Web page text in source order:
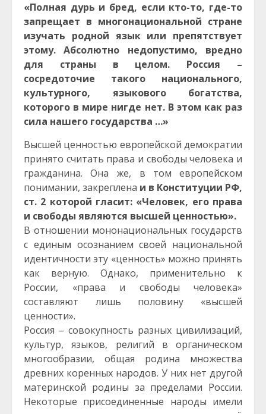
«Полная дурь и бред, если кто-то, где-то
запрещает в многонациональной стране
изучать родной язык или препятствует
этому. Абсолютно недопустимо, вредно
для страны в целом. Россия –
сосредоточие такого национального,
культурного, языкового богатства,
которого в мире нигде нет. В этом как раз
сила нашего государства …»
Высшей ценностью европейской демократии
принято считать права и свободы человека и
гражданина. Она же, в том европейском
понимании, закреплена и в Конституции РФ,
ст. 2 которой гласит: «Человек, его права
и свободы являются высшей ценностью».
В отношении мононациональных государств
с единым осознанием своей национальной
идентичности эту «ценность» можно принять
как верную. Однако, применительно к
России, «права и свободы человека»
составляют лишь половину «высшей
ценности».
Россия – совокупность разных цивилизаций,
культур, языков, религий в органическом
многообразии, общая родина множества
древних коренных народов. У них нет другой
материнской родины за пределами России.
Некоторые присоединенные народы имели